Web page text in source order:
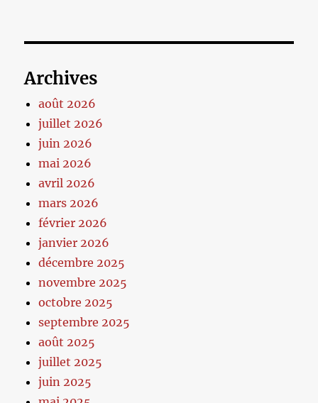
Archives
août 2026
juillet 2026
juin 2026
mai 2026
avril 2026
mars 2026
février 2026
janvier 2026
décembre 2025
novembre 2025
octobre 2025
septembre 2025
août 2025
juillet 2025
juin 2025